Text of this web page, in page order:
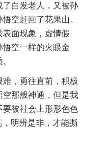
白发老人，又被孙
空赶回了花果山。
面现象，虚情假
空一样的火眼金
，勇往直前，积极
那般神通，但是我
被社会上形形色色
明辨是非，才能撕